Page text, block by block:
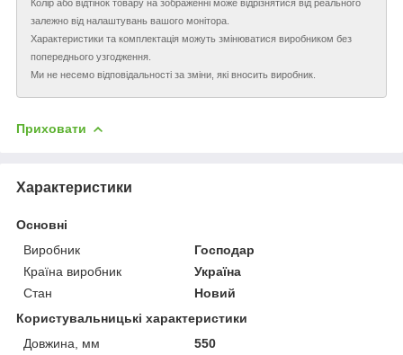
Колір або відтінок товару на зображенні може відрізнятися від реального
залежно від налаштувань вашого монітора.
Характеристики та комплектація можуть змінюватися виробником без
попереднього узгодження.
Ми не несемо відповідальності за зміни, які вносить виробник.
Приховати
Характеристики
Основні
Виробник
Господар
Країна виробник
Україна
Стан
Новий
Користувальницькі характеристики
Довжина, мм
550